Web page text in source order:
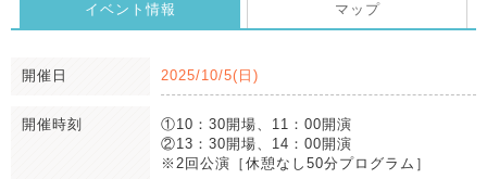
イベント情報 マップ
開催日 2025/10/5(日)
開催時刻
①10：30開場、11：00開演
②13：30開場、14：00開演
※2回公演［休憩なし50分プログラム］